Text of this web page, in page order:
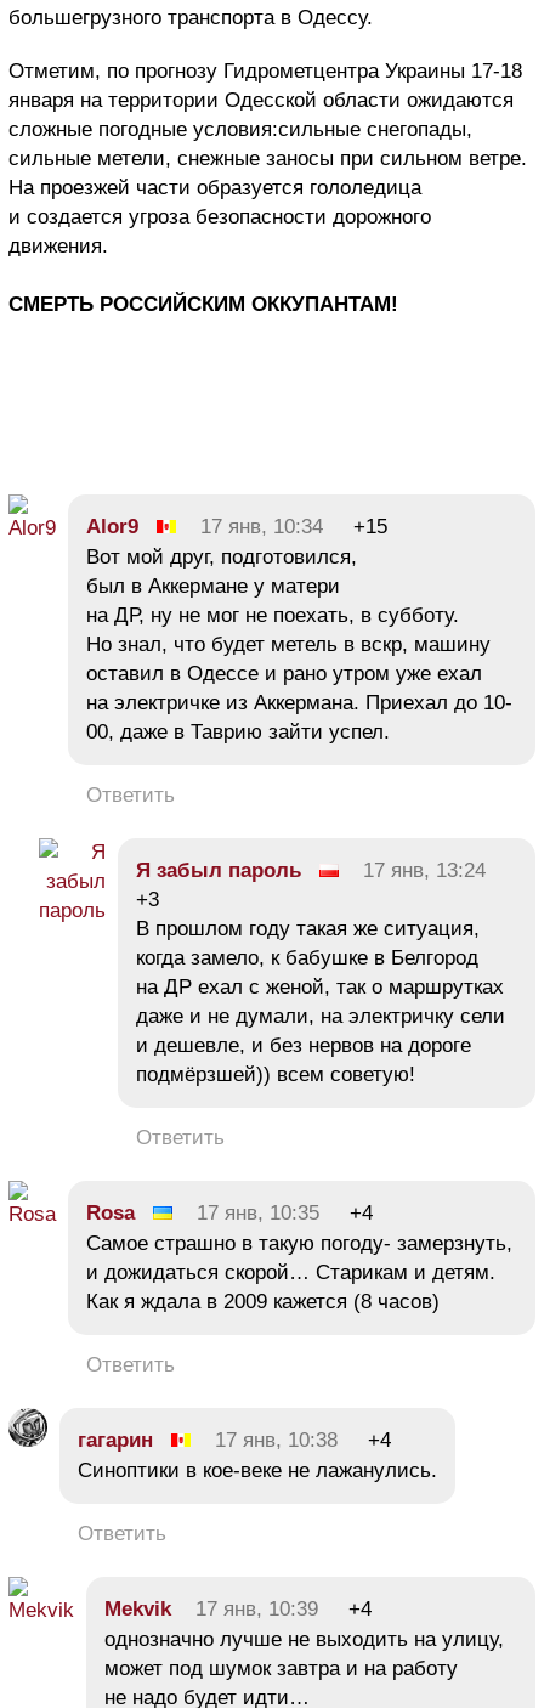
большегрузного транспорта в Одессу.
Отметим, по прогнозу Гидрометцентра Украины 17-18
января на территории Одесской области ожидаются
сложные погодные условия:сильные снегопады,
сильные метели, снежные заносы при сильном ветре.
На проезжей части образуется гололедица
и создается угроза безопасности дорожного
движения.
СМЕРТЬ РОССИЙСКИМ ОККУПАНТАМ!
Alor9 17 янв, 10:34
+15
Вот мой друг, подготовился,
был в Аккермане у матери
на ДР, ну не мог не поехать, в субботу.
Но знал, что будет метель в вскр, машину
оставил в Одессе и рано утром уже ехал
на электричке из Аккермана. Приехал до 10-
00, даже в Таврию зайти успел.
Ответить
Я забыл пароль
17 янв, 13:24
+3
В прошлом году такая же ситуация,
когда замело, к бабушке в Белгород
на ДР ехал с женой, так о маршрутках
даже и не думали, на электричку сели
и дешевле, и без нервов на дороге
подмёрзшей)) всем советую!
Ответить
Rosa 17 янв, 10:35
+4
Самое страшно в такую погоду- замерзнуть,
и дожидаться скорой… Старикам и детям.
Как я ждала в 2009 кажется (8 часов)
Ответить
гагарин 17 янв, 10:38
+4
Синоптики в кое-веке не лажанулись.
Ответить
Mekvik 17 янв, 10:39
+4
однозначно лучше не выходить на улицу,
может под шумок завтра и на работу
не надо будет идти…